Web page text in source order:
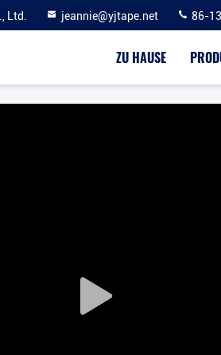
Ltd. jeannie@yjtape.net 86-
ZU HAUSE
Play